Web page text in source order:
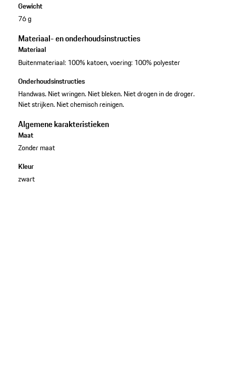
Gewicht
76 g
Materiaal- en onderhoudsinstructies
Materiaal
Buitenmateriaal: 100% katoen, voering: 100% polyester
Onderhoudsinstructies
Handwas. Niet wringen. Niet bleken. Niet drogen in de droger.
Niet strijken. Niet chemisch reinigen.
Algemene karakteristieken
Maat
Zonder maat
Kleur
zwart